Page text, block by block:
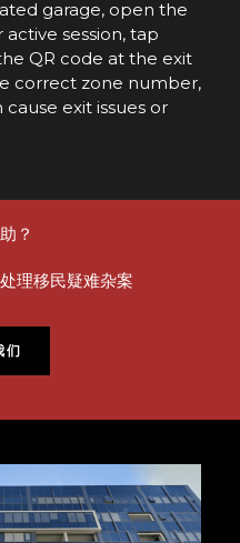
garage, open the
session, tap
QR code at the exit
correct zone number,
exit issues or
？
理移民疑难杂案
们